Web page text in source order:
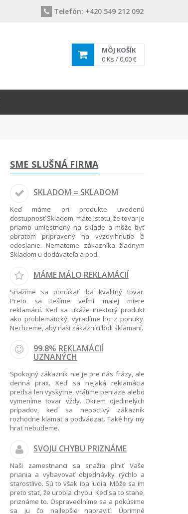
Telefón: +420 549 212 092
MÔJ KOŠÍK
0 Ks / 0,00 €
SME SLUŠNÁ FIRMA
SKLADOM = SKLADOM
Keď máme pri produkte uvedenú
dostupnosť Skladom, máte istotu, že tovar je
priamo umiestnený na sklade a môže byť
obratom pripravený na vyzdvihnutie či
odoslanie. Nemateme zákazníka žiadnym
Skladom u dodávateľa a pod.
MÁME MÁLO REKLAMÁCIÍ
Snažíme sa ponúkať iba kvalitný tovar.
Preto sa tešíme veľmi malej miere
reklamácií. Keď sa ukáže niektorý produkt
ako problematický, vyradíme ho z ponuky.
Nechceme, aby naši zákazníci boli sklamaní.
99.8% REKLAMÁCIÍ
UZNANÝCH
Spokojný zákazník nie je pre nás frázy, ale
denná prax. Keď sa nejaká reklamácia
predsa len vyskytne, vrátime peniaze alebo
vymeníme tovar vždy. Okrem ojedinelých
prípadov, keď sa nepoctivý zákazník
rozhodne klamať a podvádzať. Také hry my
hrať nebudeme.
SVOJU CHYBU PRIZNÁME
Naši zamestnanci sa snažia plniť Vaše
priania a vybavovať objednávky rýchlo a
starostlivo. Sú to však iba ľudia. Môže sa im
preto stať, že urobia chybu. Keď sa to stane,
priznáme to. Ospravedlníme sa a pokúsime
sa ju čo najlepšie napraviť. Úprimné